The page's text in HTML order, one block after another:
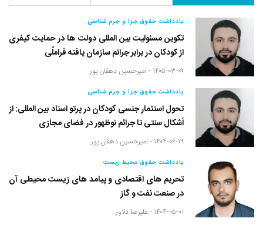
یادداشت حقوق جزا و جرم شناسی
تکوین مسئولیت بین المللی دولت ها در حمایت کیفری
از کودکان در برابر جرائم سازمان یافته فراملّی
۱۴۰۵-۰۳-۰۹ - امیرحسین دهقان پور
یادداشت حقوق جزا و جرم شناسی
تحول استثمار جنسی کودکان در پرتو اسناد بین المللی: از
اَشکال سنتی تا جرائم نوظهور در فضای مجازی
۱۴۰۴-۰۶-۱۹ - امیرحسین دهقان پور
یادداشت حقوق محیط زیست
تحریم های اقتصادی و پیامد های زیست محیطی آن
در صنعت نفت و گاز
۱۴۰۴-۰۵-۰۱ - علیرضا دلاور